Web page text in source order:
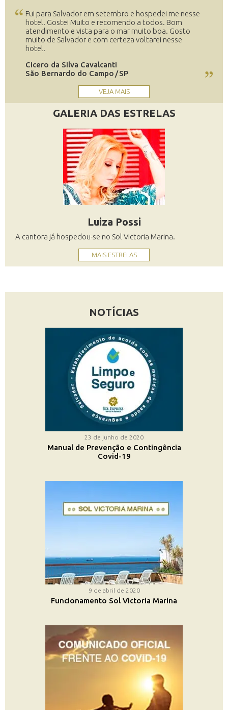
Fui para Salvador em setembro e hospedei me nesse
hotel. Gostei Muito e recomendo a todos. Bom
atendimento e vista para o mar muito boa. Gosto
muito de Salvador e com certeza voltarei nesse
hotel.
Cicero da Silva Cavalcanti
São Bernardo do Campo
SP
VEJA MAIS
GALERIA DAS ESTRELAS
A cantora já hospedou-se no Sol Victoria Marina.
Luiza Possi
MAIS ESTRELAS
NOTÍCIAS
23 de junho de 2020
Manual de Prevenção e Contingência
Covid-19
9 de abril de 2020
Funcionamento Sol Victoria Marina